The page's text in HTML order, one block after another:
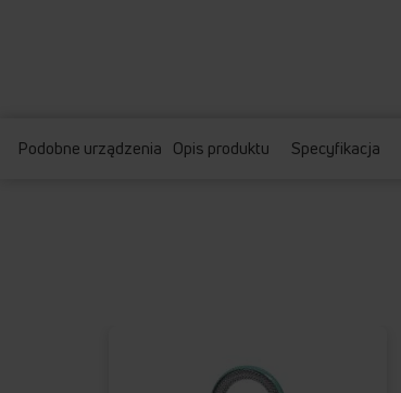
Podobne urządzenia Opis produktu Specyfikacja